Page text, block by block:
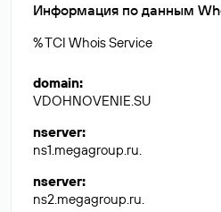
Информация по данным
% TCI Whois Service
domain:
VDOHNOVENIE.SU
nserver:
ns1.megagroup.ru.
nserver:
ns2.megagroup.ru.